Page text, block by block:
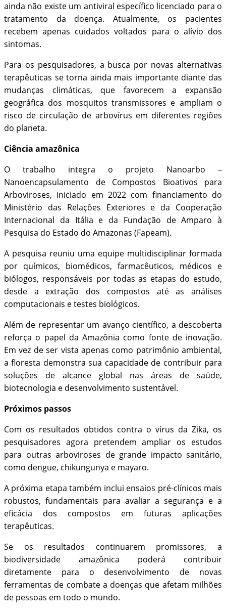
ainda não existe um antiviral específico licenciado para o
tratamento da doença. Atualmente, os pacientes
recebem apenas cuidados voltados para o alívio dos
sintomas.
Para os pesquisadores, a busca por novas alternativas
terapêuticas se torna ainda mais importante diante das
mudanças climáticas, que favorecem a expansão
geográfica dos mosquitos transmissores e ampliam o
risco de circulação de arbovírus em diferentes regiões
do planeta.
Ciência amazônica
O trabalho integra o projeto Nanoarbo –
Nanoencapsulamento de Compostos Bioativos para
Arboviroses, iniciado em 2022 com financiamento do
Ministério das Relações Exteriores e da Cooperação
Internacional da Itália e da Fundação de Amparo à
Pesquisa do Estado do Amazonas (Fapeam).
A pesquisa reuniu uma equipe multidisciplinar formada
por químicos, biomédicos, farmacêuticos, médicos e
biólogos, responsáveis por todas as etapas do estudo,
desde a extração dos compostos até as análises
computacionais e testes biológicos.
Além de representar um avanço científico, a descoberta
reforça o papel da Amazônia como fonte de inovação.
Em vez de ser vista apenas como patrimônio ambiental,
a floresta demonstra sua capacidade de contribuir para
soluções de alcance global nas áreas de saúde,
biotecnologia e desenvolvimento sustentável.
Próximos passos
Com os resultados obtidos contra o vírus da Zika, os
pesquisadores agora pretendem ampliar os estudos
para outras arboviroses de grande impacto sanitário,
como dengue, chikungunya e mayaro.
A próxima etapa também inclui ensaios pré-clínicos mais
robustos, fundamentais para avaliar a segurança e a
eficácia dos compostos em futuras aplicações
terapêuticas.
Se os resultados continuarem promissores, a
biodiversidade amazônica poderá contribuir
diretamente para o desenvolvimento de novas
ferramentas de combate a doenças que afetam milhões
de pessoas em todo o mundo.